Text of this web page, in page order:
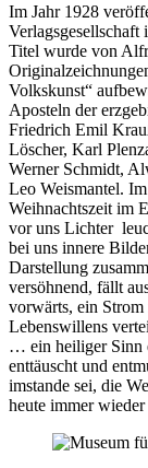
Im Jahr 1928
Titel wurde von
Volkskunst“
Aposteln der
Friedrich Emil
Löscher, Karl
Werner Schmidt,
Leo Weismantel.
Weihnachtszeit im
vor uns Lichter
bei uns innere
Darstellung
versöhnend, fällt
vorwärts, ein Strom
Lebenswillens
… ein heiliger Sinn
enttäuscht und
imstande sei, die
heute immer